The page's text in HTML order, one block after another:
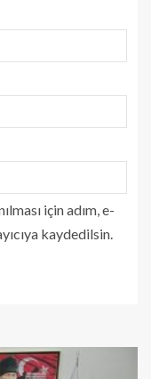
için adım, e-
kaydedilsin.